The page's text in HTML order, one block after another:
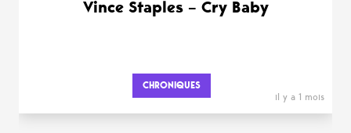
Vince Staples – Cry Baby
CHRONIQUES
il y a 1 mois